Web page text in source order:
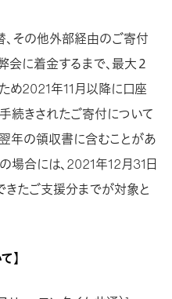
、その他外部経由のご寄付
会に着金するまで、最大２
め2021年11月以降に口座
続きされたご寄付について
年の領収書に含むことがあ
場合には、2021年12月31日
たご支援分までが対象と
】